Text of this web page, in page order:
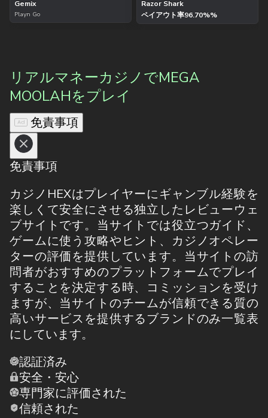
Gemix
Playn Go
Razor Shark
ペイアウト率96.70%%
リアルマネーカジノでMEGA
MOOLAHをプレイ
免責事項
免責事項
カジノHEXはプレイヤーにギャンブル経験を
楽しくて安全にさせる独立したレビューウェ
ブサイトです。当サイトでは役立つガイド、
ゲームに使う攻略やヒント、カジノオペレー
ターの評価を提供しています。当サイトの訪
問者がおすすめのプラットフォームでプレイ
することを決定する時、コミッションを受け
ますが、当サイトのチームが信頼できる質の
高いサービスを提供するブランドのみ一覧表
にしています。
認証済み
安全・安心
専門家に評価された
信頼された